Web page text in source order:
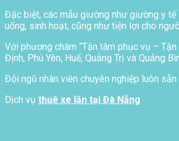
Đặc biệt, các mẫu giường như giường y
uống, sinh hoạt, cũng như tiện lợi cho
Với phương châm “Tận tâm phục vụ –
Định, Phú Yên, Huế, Quảng Trị và Quảng
Đội ngũ nhân viên chuyên nghiệp luôn
Dịch vụ thuê xe lăn tại Đà Nẵng